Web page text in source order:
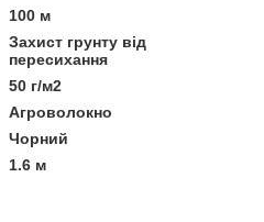
100 м
Захист грунту від
пересихання
50 г/м2
Агроволокно
Чорний
1.6 м